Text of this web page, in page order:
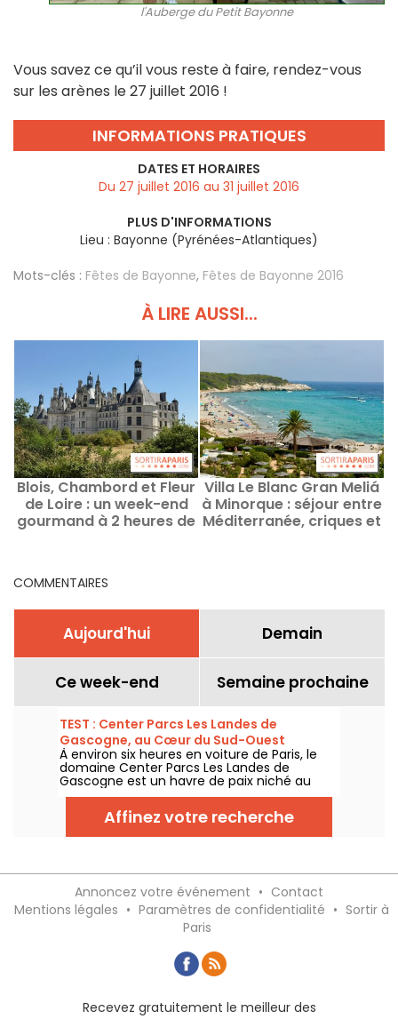
l'Auberge du Petit Bayonne
Vous savez ce qu’il vous reste à faire, rendez-vous
sur les arènes le 27 juillet 2016 !
INFORMATIONS PRATIQUES
DATES ET HORAIRES
Du 27 juillet 2016 au 31 juillet 2016
PLUS D'INFORMATIONS
Lieu : Bayonne (Pyrénées-Atlantiques)
Mots-clés : Fêtes de Bayonne, Fêtes de Bayonne 2016
À LIRE AUSSI...
Blois, Chambord et Fleur
de Loire : un week-end
gourmand à 2 heures de
Villa Le Blanc Gran Meliá
à Minorque : séjour entre
Méditerranée, criques et
COMMENTAIRES
Aujourd'hui Demain
Ce week-end Semaine prochaine
TEST : Center Parcs Les Landes de
Gascogne, au Cœur du Sud-Ouest
À environ six heures en voiture de Paris, le
domaine Center Parcs Les Landes de
Gascogne est un havre de paix niché au
cœur du Lot-et-Garonne, dans la région
Nouvelle-Aquitaine.
Affinez votre recherche
Annoncez votre événement • Contact
Mentions légales • Paramètres de confidentialité • Sortir à
Paris
Recevez gratuitement le meilleur des